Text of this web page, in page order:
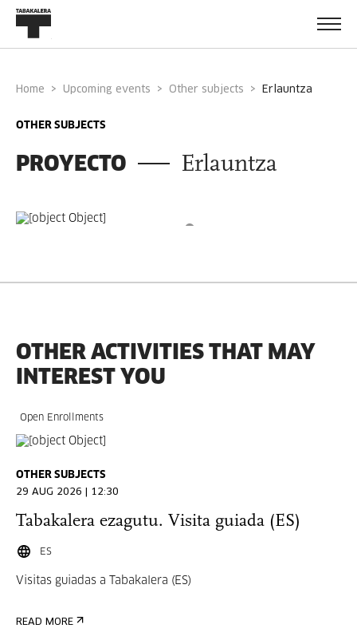
Home Upcoming events Other subjects erlauntza
OTHER SUBJECTS
PROYECTO Erlauntza
OTHER ACTIVITIES THAT MAY
INTEREST YOU
Open Enrollments
OTHER SUBJECTS
29 AUG 2026 | 12:30
Tabakalera ezagutu. Visita guiada (ES)
ES
Visitas guiadas a Tabakalera (ES)
READ MORE